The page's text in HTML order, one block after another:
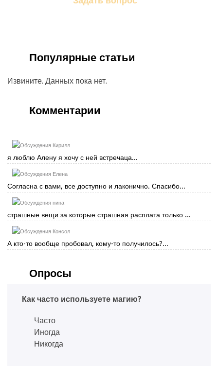
Популярные статьи
Извините. Данных пока нет.
Комментарии
Кирилл
я люблю Алену я хочу с ней встречаца...
Елена
Согласна с вами, все доступно и лаконично. Спасибо...
нина
страшные вещи за которые страшная расплата только ...
Консол
А кто-то вообще пробовал, кому-то получилось?...
Опросы
Как часто используете магию?
Часто
Иногда
Никогда